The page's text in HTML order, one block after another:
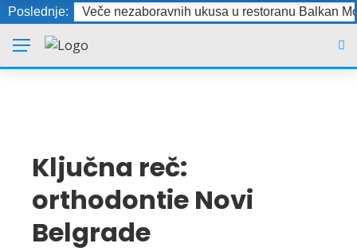
Poslednje: Veče nezaboravnih ukusa u restoranu Balkan
Ključna reč:
orthodontie Novi
Belgrade